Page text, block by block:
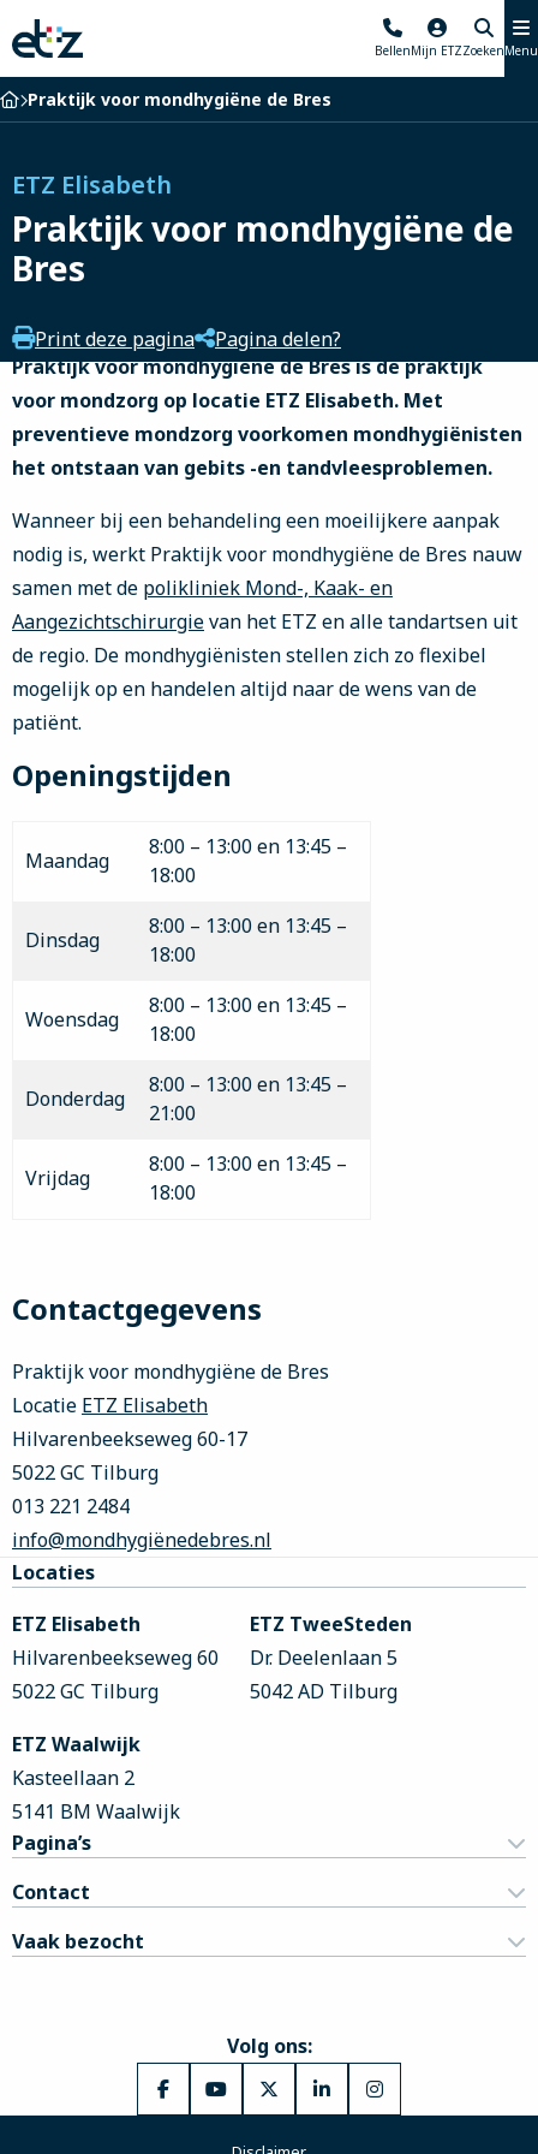
Elisabeth-
TweeSteden
Ziekenhuis
BellenMijn ETZZoekenMenu
Home
Praktijk voor mondhygiëne de Bres
ETZ Elisabeth
Praktijk voor mondhygiëne de
Bres
Print deze pagina
Pagina delen?
Praktijk voor mondhygiëne de Bres is de praktijk
voor mondzorg op locatie ETZ Elisabeth. Met
preventieve mondzorg voorkomen mondhygiënisten
het ontstaan van gebits -en tandvleesproblemen.
Wanneer bij een behandeling een moeilijkere aanpak
nodig is, werkt Praktijk voor mondhygiëne de Bres nauw
samen met de polikliniek Mond-, Kaak- en
Aangezichtschirurgievan het ETZ en alle tandartsen uit
de regio. De mondhygiënisten stellen zich zo flexibel
mogelijk op en handelen altijd naar de wens van de
patiënt.
Openingstijden
Maandag
8:00 – 13:00 en 13:45 –
18:00
Dinsdag
8:00 – 13:00 en 13:45 –
18:00
Woensdag
8:00 – 13:00 en 13:45 –
18:00
Donderdag
8:00 – 13:00 en 13:45 –
21:00
Vrijdag
8:00 – 13:00 en 13:45 –
18:00
Contactgegevens
Praktijk voor mondhygiëne de Bres
Locatie ETZ Elisabeth
Hilvarenbeekseweg 60-17
5022 GC Tilburg
013 221 2484
info@mondhygiënedebres.nl
Site
footer
Locaties
ETZ Elisabeth
Hilvarenbeekseweg 60
5022 GC Tilburg
ETZ TweeSteden
Dr. Deelenlaan 5
5042 AD Tilburg
ETZ Waalwijk
Kasteellaan 2
5141 BM Waalwijk
Pagina’s
Contact
Vaak bezocht
Volg ons:
Ga
Ga
Ga
Ga
Ga